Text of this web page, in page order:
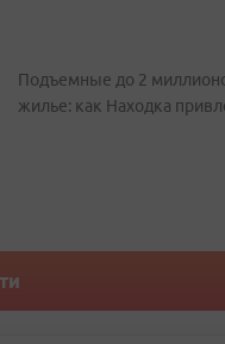
Подъемные до 2
жилье: как Находка